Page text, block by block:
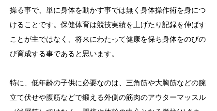
操る事で、単に身体を動かす事では無く身体操作術を身につ
けることです。保健体育は競技実績を上げたり記録を伸ばす
ことが主ではなく、将来にわたって健康を保ち身体をのびの
び育成する事であると思います。
特に、低年齢の子供に必要なのは、三角筋や大胸筋などの腕
立て伏せや腹筋などで鍛える外側の筋肉のアウターマッスル